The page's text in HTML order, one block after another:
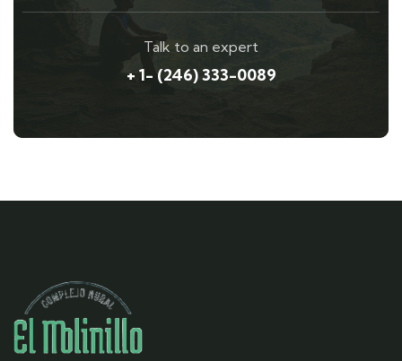
Talk to an expert
+ 1- (246) 333-0089